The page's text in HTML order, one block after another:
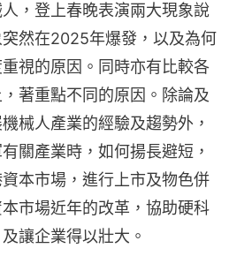
，登上春晚表演兩大現象說
然在2025年爆發，以及為何
視的原因。同時亦有比較各
著重點不同的原因。除論及
械人產業的經驗及趨勢外，
關產業時，如何揚長避短，
本市場，進行上市及物色併
市場近年的改革，協助硬科
讓企業得以壯大。